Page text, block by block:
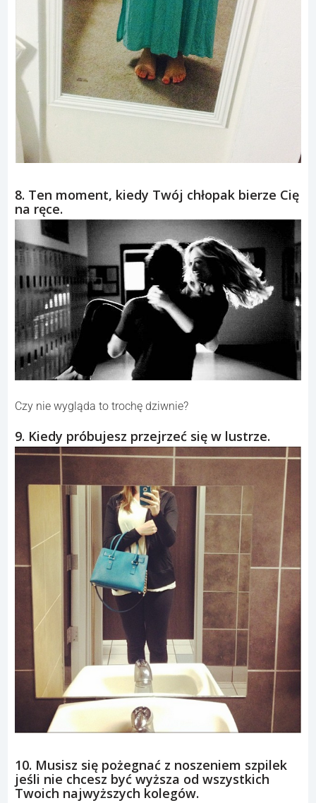
8. Ten moment, kiedy Twój chłopak bierze Cię
na ręce.
Czy nie wygląda to trochę dziwnie?
9. Kiedy próbujesz przejrzeć się w lustrze.
10. Musisz się pożegnać z noszeniem szpilek
jeśli nie chcesz być wyższa od wszystkich
Twoich najwyższych kolegów.